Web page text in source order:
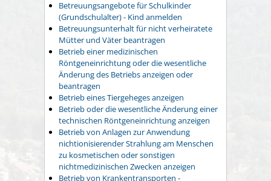
Betreuungsangebote für Schulkinder
(Grundschulalter) - Kind anmelden
Betreuungsunterhalt für nicht verheiratete
Mütter und Väter beantragen
Betrieb einer medizinischen
Röntgeneinrichtung oder die wesentliche
Änderung des Betriebs anzeigen oder
beantragen
Betrieb eines Tiergeheges anzeigen
Betrieb oder die wesentliche Änderung einer
technischen Röntgeneinrichtung anzeigen
Betrieb von Anlagen zur Anwendung
nichtionisierender Strahlung am Menschen
zu kosmetischen oder sonstigen
nichtmedizinischen Zwecken anzeigen
Betrieb von Krankentransporten -